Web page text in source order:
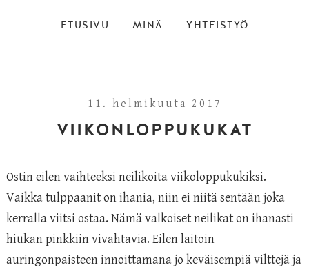
ETUSIVU MINÄ YHTEISTYÖ
11. helmikuuta 2017
VIIKONLOPPUKUKAT
Ostin eilen vaihteeksi neilikoita viikoloppukukiksi.
Vaikka tulppaanit on ihania, niin ei niitä sentään joka
kerralla viitsi ostaa. Nämä valkoiset neilikat on ihanasti
hiukan pinkkiin vivahtavia. Eilen laitoin
auringonpaisteen innoittamana jo keväisempiä vilttejä ja